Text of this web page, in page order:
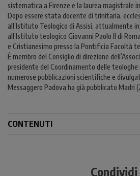
sistematica a Firenze e la laurea magistrale
Dopo essere stata docente di trinitaria,
all’Istituto Teologico di Assisi, attualmente
all’Istituto teologico Giovanni Paolo II di
e Cristianesimo presso la Pontificia Facoltà
È membro del Consiglio di direzione
presidente del Coordinamento delle
numerose pubblicazioni scientifiche e
Messaggero Padova ha già pubblicato Madri
CONTENUTI
Condividi